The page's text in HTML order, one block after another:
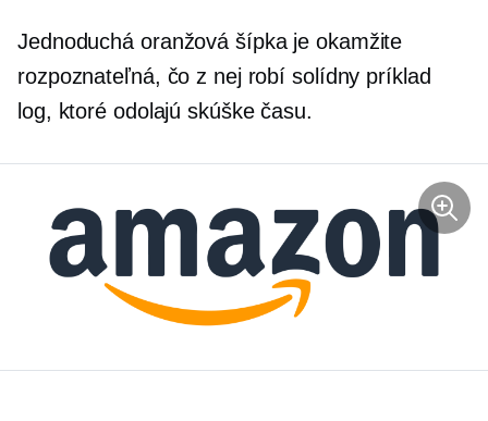
Jednoduchá oranžová šípka je okamžite
rozpoznateľná, čo z nej robí solídny príklad
log, ktoré odolajú skúške času.